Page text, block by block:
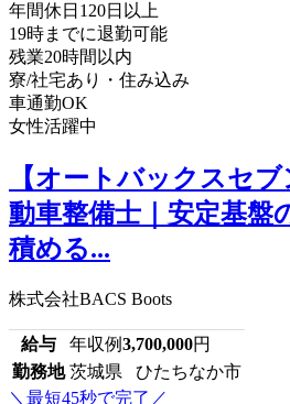
年間休日120日以上
19時までに退勤可能
残業20時間以内
寮/社宅あり・住み込み
車通勤OK
女性活躍中
【オートバックスセ
動車整備士｜安定基盤
積める...
株式会社BACS Boots
給与 年収例3,700,000円
勤務地 茨城県 ひたちなか市
＼最短45秒で完了／